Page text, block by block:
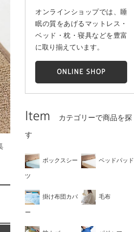
オンラインショップでは、睡
眠の質をあげるマットレス・
ベッド・枕・寝具などを豊富
に取り揃えています。
ONLINE SHOP
Item
カテゴリーで商品を探
す
ボックスシー
ツ
ベッドパッド
掛け布団カバ
ー
毛布